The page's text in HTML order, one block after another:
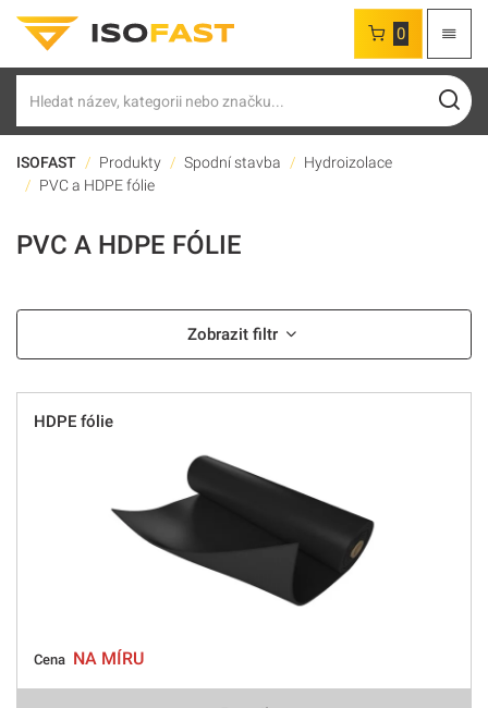
0
ISOFAST Produkty Spodní stavba
Hydroizolace
PVC a HDPE fólie
PVC A HDPE FÓLIE
Zobrazit filtr
HDPE fólie
Cena NA MÍRU